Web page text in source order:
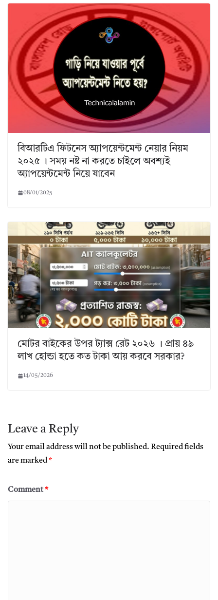
বিআরটিএ ফিটনেস অ্যাপয়েন্টমেন্ট নেয়ার নিয়ম
২০২৫ । সময় নষ্ট না করতে চাইলে অবশ্যই
অ্যাপয়েন্টমেন্ট নিয়ে যাবেন
08/01/2025
মোটর বাইকের উপর ট্যাক্স রেট ২০২৬ । প্রায় ৪৯
লাখ হোন্ডা হতে কত টাকা আয় করবে সরকার?
14/05/2026
Leave a Reply
Your email address will not be published. Required fields
are marked*
Comment*